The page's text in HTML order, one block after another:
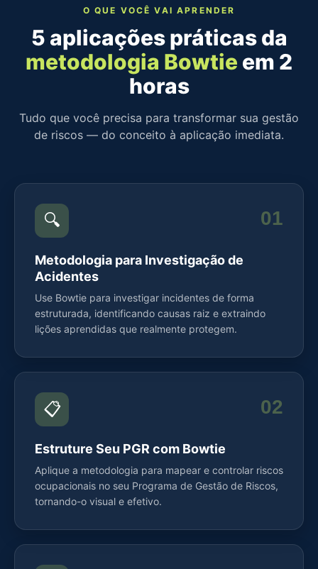
O QUE VOCÊ VAI APRENDER
5 aplicações práticas da
metodologia Bowtie em 2
horas
Tudo que você precisa para transformar sua gestão
de riscos — do conceito à aplicação imediata.
🔍
Metodologia para Investigação de
Acidentes
Use Bowtie para investigar incidentes de forma
estruturada, identificando causas raiz e extraindo
lições aprendidas que realmente protegem.
01
📋
Estruture Seu PGR com Bowtie
Aplique a metodologia para mapear e controlar riscos
ocupacionais no seu Programa de Gestão de Riscos,
tornando-o visual e efetivo.
02